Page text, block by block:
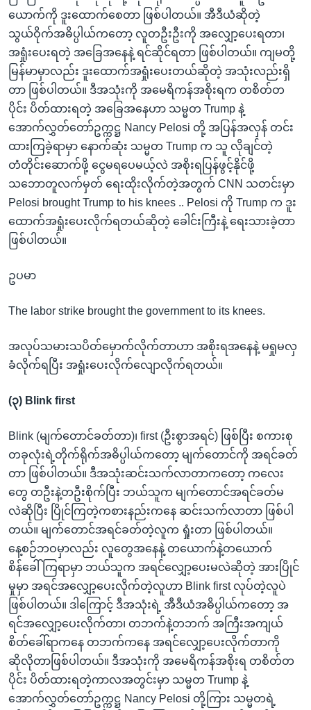
ယောက်ကို ဒူးထောက်စေတာ ဖြစ်ပါတယ်။ အီဒီယံဆိုတဲ့
သွယ်ဝိုက်အဓိပ္ပါယ်ကတော့ လူတဦးဦးကို အလျှော့ပေးရတာ၊
အရှုံးပေးရတဲ့ အခြေအနေနဲ့ ရင်ဆိုင်ရတာ ဖြစ်ပါတယ်။ ကျမတို့
မြန်မာမှာလည်း ဒူးထောက်အရှုံးပေးတယ်ဆိုတဲ့ အသုံးလည်းရှိ
တာ ဖြစ်ပါတယ်။ ဒီအသုံးကို အမေရိကန်အစိုးရက တစိတ်တ
ပိုင်း ပိတ်ထားရတဲ့ အခြေအနေဟာ သမ္မတ Trump နဲ့
အောက်လွှတ်တော်ဥက္ကဋ္ဌ Nancy Pelosi တို့ အပြန်အလှန် တင်း
ထားကြခဲ့ရာမှာ နောက်ဆုံး သမ္မတ Trump က သူ လိုချင်တဲ့
တံတိုင်းဆောက်ဖို့ ငွေမရပေမယ့်လဲ အစိုးရပြန်ဖွင့်နိုင်ဖို့
သဘောတူလက်မှတ် ရေးထိုးလိုက်တဲ့အတွက် CNN သတင်းမှာ
Pelosi brought Trump to his knees .. Pelosi ကို Trump က ဒူး
ထောက်အရှုံးပေးလိုက်ရတယ်ဆိုတဲ့ ခေါင်းကြီးနဲ့ ရေးသားခဲ့တာ
ဖြစ်ပါတယ်။
ဥပမာ
The labor strike brought the government to its knees.
အလုပ်သမားသပိတ်မှောက်လိုက်တာဟာ အစိုးရအနေနဲ့ မရှုမလှ
ခံလိုက်ရပြီး အရှုံးပေးလိုက်လျောလိုက်ရတယ်။
(၃) Blink first
Blink (မျက်တောင်ခတ်တာ)၊ first (ဦးစွာအရင်) ဖြစ်ပြီး စကားစု
တခုလုံးရဲ့တိုက်ရိုက်အဓိပ္ပါယ်ကတော့ မျက်တောင်ကို အရင်ခတ်
တာ ဖြစ်ပါတယ်။ ဒီအသုံးဆင်းသက်လာတာကတော့ ကလေး
တွေ တဦးနဲ့တဦးစိုက်ပြီး ဘယ်သူက မျက်တောင်အရင်ခတ်မ
လဲဆိုပြီး ပြိုင်ကြတဲ့ကစားနည်းကနေ ဆင်းသက်လာတာ ဖြစ်ပါ
တယ်။ မျက်တောင်အရင်ခတ်တဲ့လူက ရှုံးတာ ဖြစ်ပါတယ်။
နေ့စဉ်ဘဝမှာလည်း လူတွေအနေနဲ့ တယောက်နဲ့တယောက်
စိန်ခေါ်ကြရာမှာ ဘယ်သူက အရင်လျှော့ပေးမလဲဆိုတဲ့ အားပြိုင်
မှုမှာ အရင်အလျှော့ပေးလိုက်တဲ့လူဟာ Blink first လုပ်တဲ့လူပဲ
ဖြစ်ပါတယ်။ ဒါကြောင့် ဒီအသုံးရဲ့ အီဒီယံအဓိပ္ပါယ်ကတော့ အ
ရင်အလျှော့ပေးလိုက်တာ၊ တဘက်နဲ့တဘက် အကြီးအကျယ်
စိတ်ခေါ်ရာကနေ တဘက်ကနေ အရင်လျှော့ပေးလိုက်တာကို
ဆိုလိုတာဖြစ်ပါတယ်။ ဒီအသုံးကို အမေရိကန်အစိုးရ တစိတ်တ
ပိုင်း ပိတ်ထားရတဲ့ကာလအတွင်းမှာ သမ္မတ Trump နဲ့
အောက်လွှတ်တော်ဥက္ကဋ္ဌ Nancy Pelosi တို့ကြား သမ္မတရဲ့